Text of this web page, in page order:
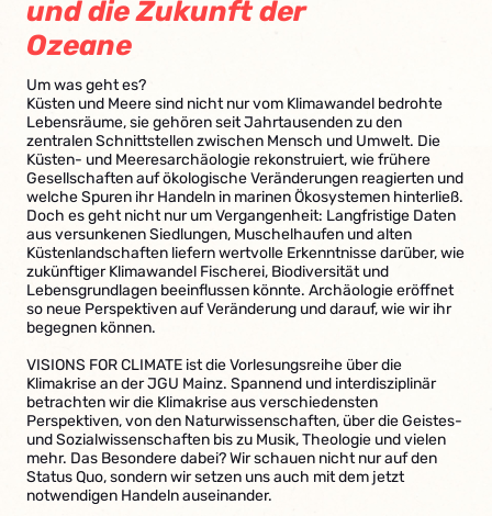
und die Zukunft der
Ozeane
Um was geht es?
Küsten und Meere sind nicht nur vom Klimawandel bedrohte
Lebensräume, sie gehören seit Jahrtausenden zu den
zentralen Schnittstellen zwischen Mensch und Umwelt. Die
Küsten- und Meeresarchäologie rekonstruiert, wie frühere
Gesellschaften auf ökologische Veränderungen reagierten und
welche Spuren ihr Handeln in marinen Ökosystemen hinterließ.
Doch es geht nicht nur um Vergangenheit: Langfristige Daten
aus versunkenen Siedlungen, Muschelhaufen und alten
Küstenlandschaften liefern wertvolle Erkenntnisse darüber, wie
zukünftiger Klimawandel Fischerei, Biodiversität und
Lebensgrundlagen beeinflussen könnte. Archäologie eröffnet
so neue Perspektiven auf Veränderung und darauf, wie wir ihr
begegnen können.
VISIONS FOR CLIMATE ist die Vorlesungsreihe über die
Klimakrise an der JGU Mainz. Spannend und interdisziplinär
betrachten wir die Klimakrise aus verschiedensten
Perspektiven, von den Naturwissenschaften, über die Geistes-
und Sozialwissenschaften bis zu Musik, Theologie und vielen
mehr. Das Besondere dabei? Wir schauen nicht nur auf den
Status Quo, sondern wir setzen uns auch mit dem jetzt
notwendigen Handeln auseinander.